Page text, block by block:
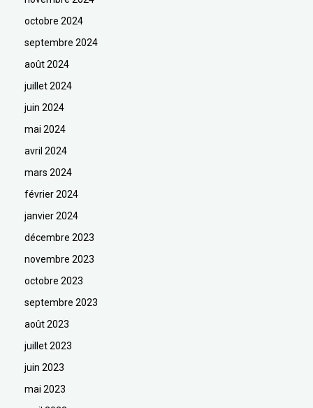
octobre 2024
septembre 2024
août 2024
juillet 2024
juin 2024
mai 2024
avril 2024
mars 2024
février 2024
janvier 2024
décembre 2023
novembre 2023
octobre 2023
septembre 2023
août 2023
juillet 2023
juin 2023
mai 2023